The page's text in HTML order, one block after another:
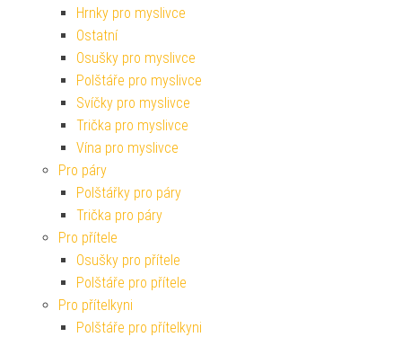
Hrnky pro myslivce
Ostatní
Osušky pro myslivce
Polštáře pro myslivce
Svíčky pro myslivce
Trička pro myslivce
Vína pro myslivce
Pro páry
Polštářky pro páry
Trička pro páry
Pro přítele
Osušky pro přítele
Polštáře pro přítele
Pro přítelkyni
Polštáře pro přítelkyni